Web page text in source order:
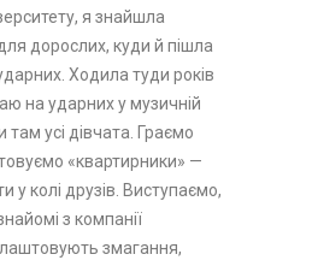
я знайшла
дорослих, куди й пішла
Ходила туди років
на ударних у музичній
там усі дівчата. Граємо
«квартирники» —
у колі друзів. Виступаємо,
з компанії
змагання,